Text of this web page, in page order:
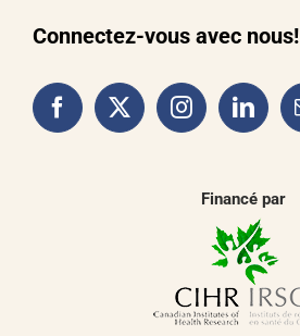
Connectez-vous avec nous!
Financé par